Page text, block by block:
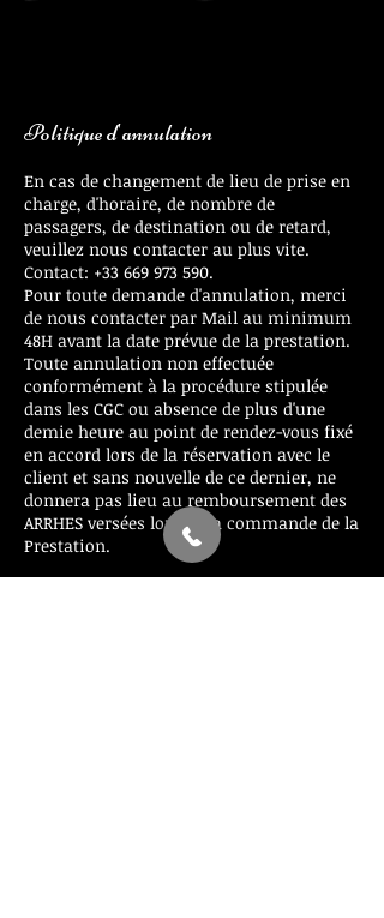
Politique d'annulation
En cas de changement de lieu de prise en
charge, d'horaire, de nombre de
passagers, de destination ou de retard,
veuillez nous contacter au plus vite.
Contact: +33 669 973 590.
Pour toute demande d'annulation, merci
de nous contacter par Mail au minimum
48H avant la date prévue de la prestation.
Toute annulation non effectuée
conformément à la procédure stipulée
dans les CGC ou absence de plus d'une
demie heure au point de rendez-vous fixé
en accord lors de la réservation avec le
client et sans nouvelle de ce dernier, ne
donnera pas lieu au remboursement des
ARRHES versées lors de la commande de la
Prestation.